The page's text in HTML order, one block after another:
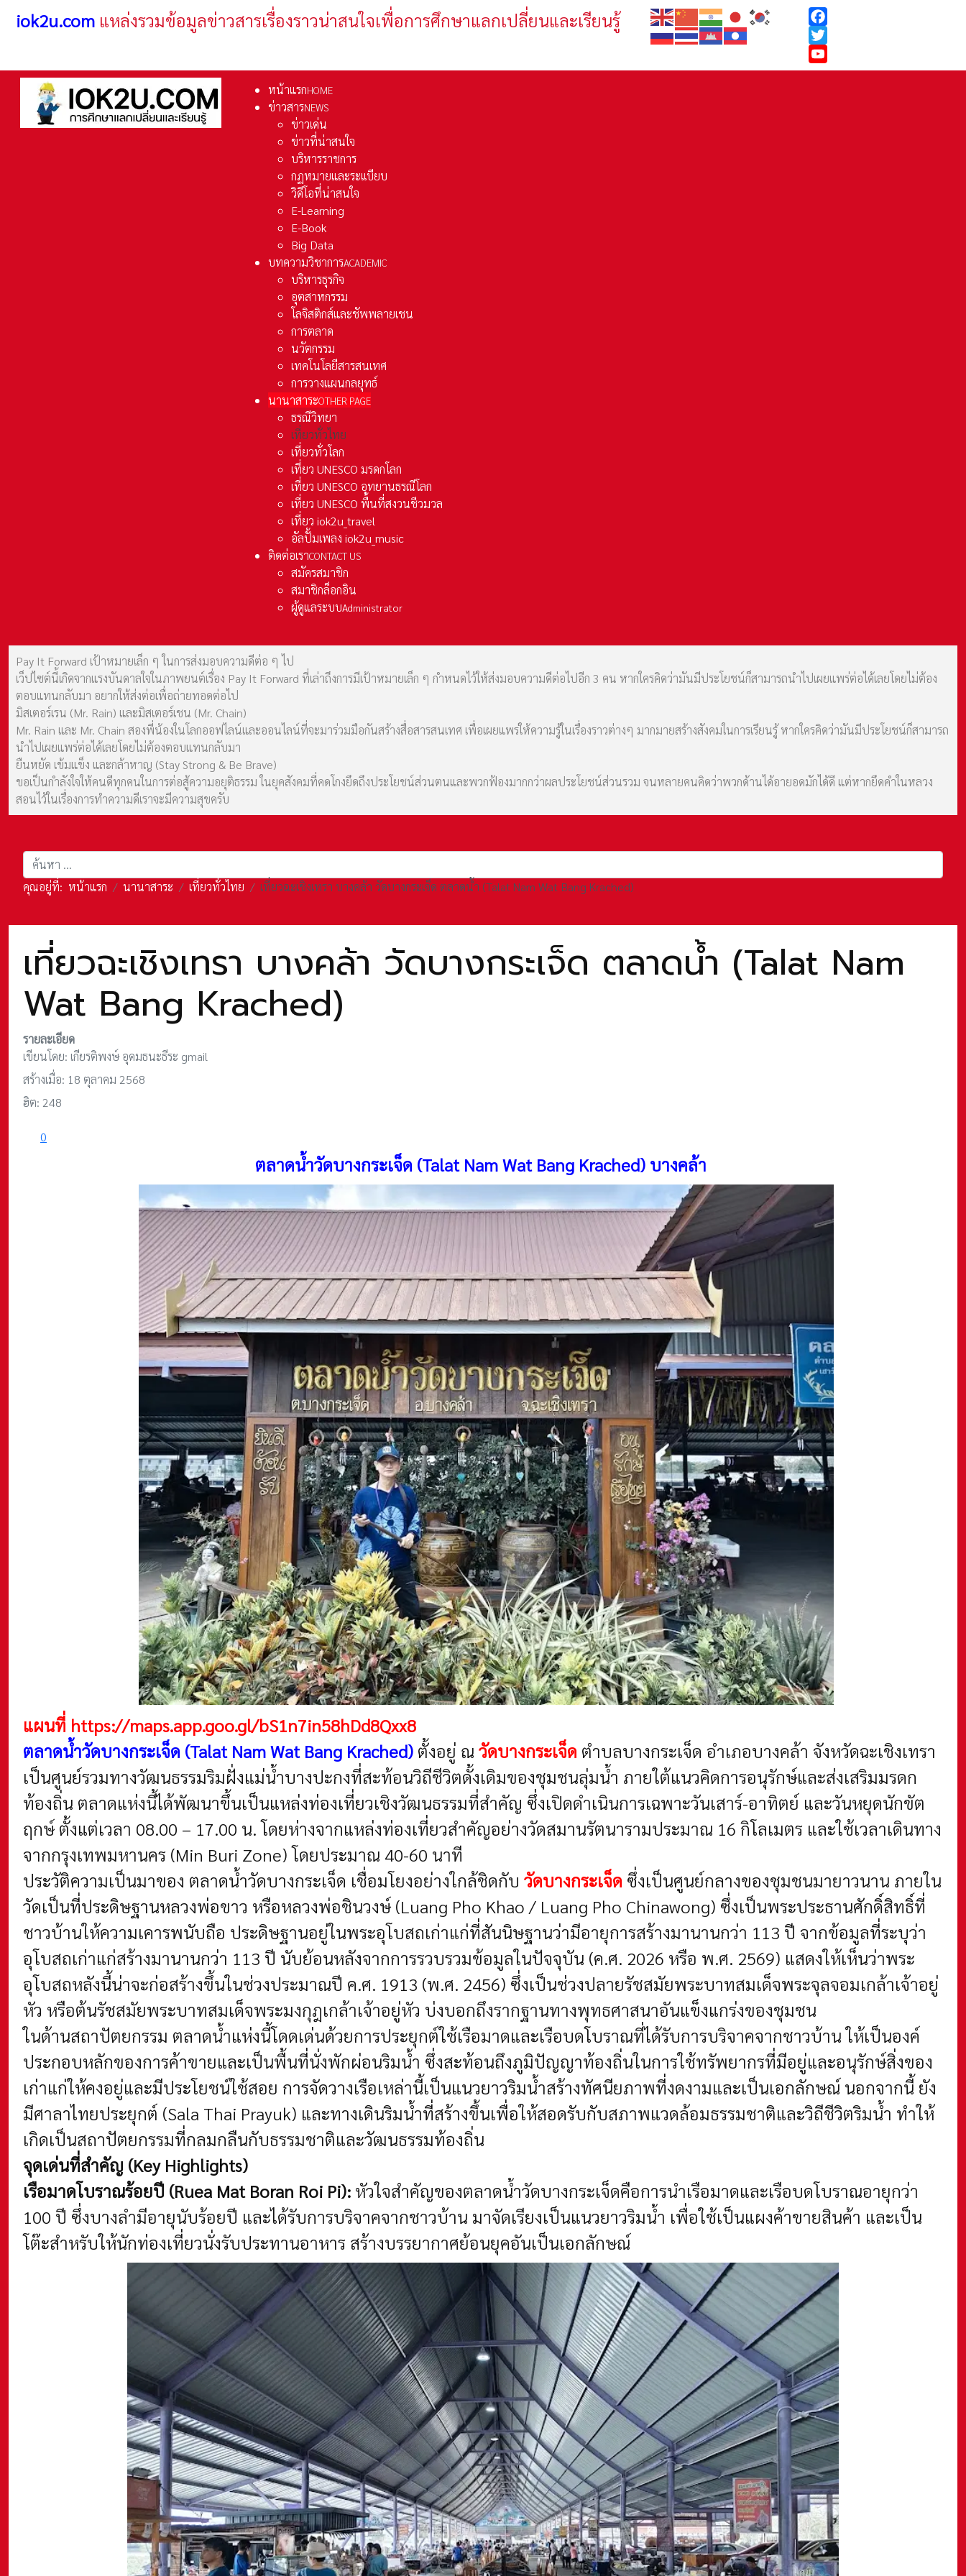
iok2u.com แหล่งรวมข้อมูลข่าวสารเรื่องราวน่าสนใจเพื่อการศึกษาแลกเปลี่ยนและเรียนรู้
Facebook
Twitter
YouTube
หน้าแรกHOME
ข่าวสารNEWS
ข่าวเด่น
ข่าวที่น่าสนใจ
บริหารราชการ
กฏหมายและระเเบียบ
วิดีโอที่น่าสนใจ
E-Learning
E-Book
Big Data
บทความวิชาการACADEMIC
บริหารธุรกิจ
อุตสาหกรรม
โลจิสติกส์และชัพพลายเชน
การตลาด
นวัตกรรม
เทคโนโลยีสารสนเทศ
การวางแผนกลยุทธ์
นานาสาระOTHER PAGE
ธรณีวิทยา
เที่ยวทั่วไทย
เที่ยวทั่วโลก
เที่ยว UNESCO มรดกโลก
เที่ยว UNESCO อุทยานธรณีโลก
เที่ยว UNESCO พื้นที่สงวนชีวมวล
เที่ยว iok2u_travel
อัลปั้มเพลง iok2u_music
ติดต่อเราCONTACT US
สมัครสมาชิก
สมาชิกล็อกอิน
ผู้ดูแลระบบAdministrator
Pay It Forward เป้าหมายเล็ก ๆ ในการส่งมอบความดีต่อ ๆ ไป
เว็ปไซต์นี้เกิดจากแรงบันดาลใจในภาพยนต์เรื่อง Pay It Forward ที่เล่าถึงการมีเป้าหมายเล็ก ๆ กำหนดไว้ให้ส่งมอบความดีต่อไปอีก 3 คน หากใครคิดว่ามันมีประโยชน์ก็สามารถนำไปเผยแพร่ต่อได้เลยโดยไม่ต้อง
ตอบแทนกลับมา อยากให้ส่งต่อเพื่อถ่ายทอดต่อไป
มิสเตอร์เรน (Mr. Rain) และมิสเตอร์เชน (Mr. Chain)
Mr. Rain และ Mr. Chain สองพี่น้องในโลกออฟไลน์และออนไลน์ที่จะมาร่วมมือกันสร้างสื่อสารสนเทศ เพื่อเผยแพร่ให้ความรู้ในเรื่องราวต่างๆ มากมายสร้างสังคมในการเรียนรู้ หากใครคิดว่ามันมีประโยชน์ก็สามารถ
นำไปเผยแพร่ต่อได้เลยโดยไม่ต้องตอบแทนกลับมา
ยืนหยัด เข้มแข็ง และกล้าหาญ (Stay Strong & Be Brave)
ขอเป็นกำลังใจให้คนดีทุกคนในการต่อสู้ความอยุติธรรม ในยุคสังคมที่คดโกงยึดถึงประโยชน์ส่วนตนและพวกฟ้องมากกว่าผลประโยชน์ส่วนรวม จนหลายคนคิดว่าพวกด้านได้อายอดมักได้ดี แต่หากยึดคำในหลวง
สอนไว้ในเรื่องการทำความดีเราจะมีความสุขครับ
การค้นหา
คุณอยู่ที่: หน้าแรก นานาสาระ เที่ยวทั่วไทย เที่ยวฉะเชิงเทรา บางคล้า วัดบางกระเจ็ด ตลาดน้ำ (Talat Nam Wat Bang Krached)
เที่ยวฉะเชิงเทรา บางคล้า วัดบางกระเจ็ด ตลาดน้ำ (Talat Nam
Wat Bang Krached)
รายละเอียด
เขียนโดย: เกียรติพงษ์ อุดมธนะธีระ gmail
สร้างเมื่อ: 18 ตุลาคม 2568
ฮิต: 248
0
ตลาดน้ำวัดบางกระเจ็ด (Talat Nam Wat Bang Krached) บางคล้า
แผนที่ https://maps.app.goo.gl/bS1n7in58hDd8Qxx8
ตลาดน้ำวัดบางกระเจ็ด (Talat Nam Wat Bang Krached) ตั้งอยู่ ณ วัดบางกระเจ็ด ตำบลบางกระเจ็ด อำเภอบางคล้า จังหวัดฉะเชิงเทรา
เป็นศูนย์รวมทางวัฒนธรรมริมฝั่งแม่น้ำบางปะกงที่สะท้อนวิถีชีวิตดั้งเดิมของชุมชนลุ่มน้ำ ภายใต้แนวคิดการอนุรักษ์และส่งเสริมมรดก
ท้องถิ่น ตลาดแห่งนี้ได้พัฒนาขึ้นเป็นแหล่งท่องเที่ยวเชิงวัฒนธรรมที่สำคัญ ซึ่งเปิดดำเนินการเฉพาะวันเสาร์-อาทิตย์ และวันหยุดนักขัต
ฤกษ์ ตั้งแต่เวลา 08.00 – 17.00 น. โดยห่างจากแหล่งท่องเที่ยวสำคัญอย่างวัดสมานรัตนารามประมาณ 16 กิโลเมตร และใช้เวลาเดินทาง
จากกรุงเทพมหานคร (Min Buri Zone) โดยประมาณ 40-60 นาที
ประวัติความเป็นมาของ ตลาดน้ำวัดบางกระเจ็ด เชื่อมโยงอย่างใกล้ชิดกับ วัดบางกระเจ็ด ซึ่งเป็นศูนย์กลางของชุมชนมายาวนาน ภายใน
วัดเป็นที่ประดิษฐานหลวงพ่อขาว หรือหลวงพ่อชินวงษ์ (Luang Pho Khao / Luang Pho Chinawong) ซึ่งเป็นพระประธานศักดิ์สิทธิ์ที่
ชาวบ้านให้ความเคารพนับถือ ประดิษฐานอยู่ในพระอุโบสถเก่าแก่ที่สันนิษฐานว่ามีอายุการสร้างมานานกว่า 113 ปี จากข้อมูลที่ระบุว่า
อุโบสถเก่าแก่สร้างมานานกว่า 113 ปี นับย้อนหลังจากการรวบรวมข้อมูลในปัจจุบัน (ค.ศ. 2026 หรือ พ.ศ. 2569) แสดงให้เห็นว่าพระ
อุโบสถหลังนี้น่าจะก่อสร้างขึ้นในช่วงประมาณปี ค.ศ. 1913 (พ.ศ. 2456) ซึ่งเป็นช่วงปลายรัชสมัยพระบาทสมเด็จพระจุลจอมเกล้าเจ้าอยู่
หัว หรือต้นรัชสมัยพระบาทสมเด็จพระมงกุฎเกล้าเจ้าอยู่หัว บ่งบอกถึงรากฐานทางพุทธศาสนาอันแข็งแกร่งของชุมชน
ในด้านสถาปัตยกรรม ตลาดน้ำแห่งนี้โดดเด่นด้วยการประยุกต์ใช้เรือมาดและเรือบดโบราณที่ได้รับการบริจาคจากชาวบ้าน ให้เป็นองค์
ประกอบหลักของการค้าขายและเป็นพื้นที่นั่งพักผ่อนริมน้ำ ซึ่งสะท้อนถึงภูมิปัญญาท้องถิ่นในการใช้ทรัพยากรที่มีอยู่และอนุรักษ์สิ่งของ
เก่าแก่ให้คงอยู่และมีประโยชน์ใช้สอย การจัดวางเรือเหล่านี้เป็นแนวยาวริมน้ำสร้างทัศนียภาพที่งดงามและเป็นเอกลักษณ์ นอกจากนี้ ยัง
มีศาลาไทยประยุกต์ (Sala Thai Prayuk) และทางเดินริมน้ำที่สร้างขึ้นเพื่อให้สอดรับกับสภาพแวดล้อมธรรมชาติและวิถีชีวิตริมน้ำ ทำให้
เกิดเป็นสถาปัตยกรรมที่กลมกลืนกับธรรมชาติและวัฒนธรรมท้องถิ่น
จุดเด่นที่สำคัญ (Key Highlights)
เรือมาดโบราณร้อยปี (Ruea Mat Boran Roi Pi): หัวใจสำคัญของตลาดน้ำวัดบางกระเจ็ดคือการนำเรือมาดและเรือบดโบราณอายุกว่า
100 ปี ซึ่งบางลำมีอายุนับร้อยปี และได้รับการบริจาคจากชาวบ้าน มาจัดเรียงเป็นแนวยาวริมน้ำ เพื่อใช้เป็นแผงค้าขายสินค้า และเป็น
โต๊ะสำหรับให้นักท่องเที่ยวนั่งรับประทานอาหาร สร้างบรรยากาศย้อนยุคอันเป็นเอกลักษณ์